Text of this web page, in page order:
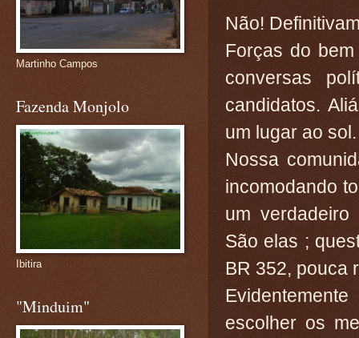
Não!
Forças do
conversas
candidatos.
um lugar ao sol.
Nossa
incomodando
um verdadeiro
São elas ;
BR 352, pouca
escolher os
Martinho Campos
Fazenda Monjolo
Ibitira
"Minduim"